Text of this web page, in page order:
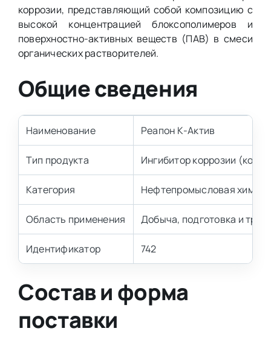
коррозии, представляющий собой композицию с
высокой концентрацией блоксополимеров и
поверхностно-активных веществ (ПАВ) в смеси
органических растворителей.
Общие сведения
Наименование Реапон К-Актив
Тип продукта Ингибитор коррозии
Категория Нефтепромысловая химия
Область применения Добыча, подготовка и
Идентификатор 742
Состав и форма
поставки